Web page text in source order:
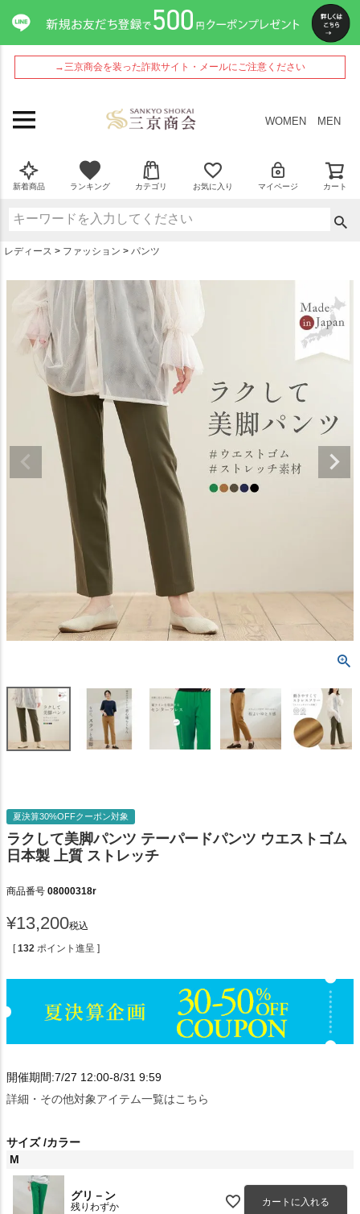
→三京商会を装った詐欺サイト・メールにご注意ください
WOMEN MEN
新着商品 ランキング カテゴリ お気に入り マイページ カート
レディース ファッション パンツ
夏決算30%OFFクーポン対象
ラクして美脚パンツ テーパードパンツ ウエストゴム
日本製 上質 ストレッチ
商品番号 08000318r
¥13,200税込
[ 132 ポイント進呈 ]
開催期間:7/27 12:00-8/31 9:59
詳細・その他対象アイテム一覧はこちら
サイズ カラー
M
グリ－ン
残りわずか カートに入れる
ペー
ジト
ップ
へ